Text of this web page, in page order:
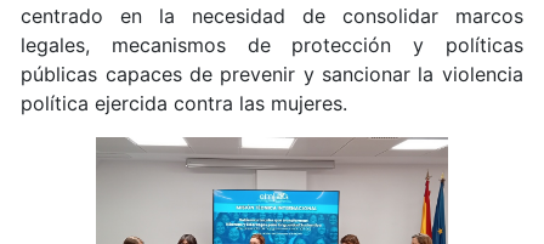
centrado en la necesidad de consolidar marcos
legales, mecanismos de protección y políticas
públicas capaces de prevenir y sancionar la violencia
política ejercida contra las mujeres.